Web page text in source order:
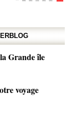
Grande île
voyage